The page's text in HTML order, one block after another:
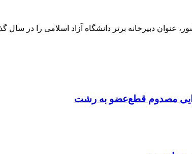
مصدوم قطع‌عضو به رشت